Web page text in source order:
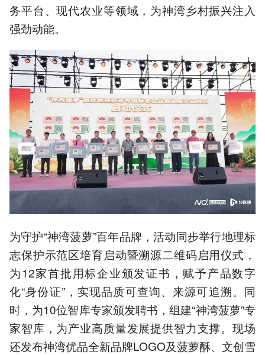
务平台、现代农业等领域，为神湾乡村振兴注入
强劲动能。
为守护“神湾菠萝”百年品牌，活动同步举行地理标
志保护示范区培育启动暨溯源二维码启用仪式，
为12家首批用标企业颁发证书，赋予产品数字
化“身份证”，实现品质可查询、来源可追溯。同
时，为10位智库专家颁发聘书，组建“神湾菠萝”专
家智库，为产业高质量发展提供智力支撑。现场
还发布神湾优品全新品牌LOGO及菠萝酥、文创雪